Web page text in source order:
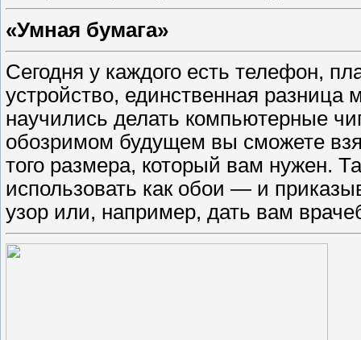
«Умная бумага»
Сегодня у каждого есть телефон,
устройство, единственная
научились делать компьютерные
обозримом будущем вы сможете
того размера, который вам нужен.
использовать как обои — ​и
узор или, например, дать вам